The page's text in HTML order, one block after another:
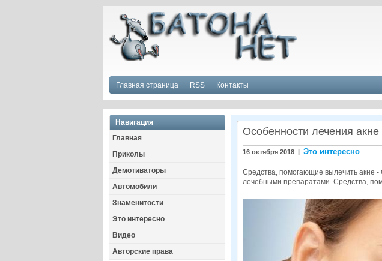
Главная страница RSS Контакты
Навигация
Главная
Приколы
Демотиваторы
Автомобили
Знаменитости
Это интересно
Видео
Авторские права
Особенности лечения
16 октября 2018 | Это интересно
Средства, помогающие вылечить акне -
лечебными препаратами. Средства,